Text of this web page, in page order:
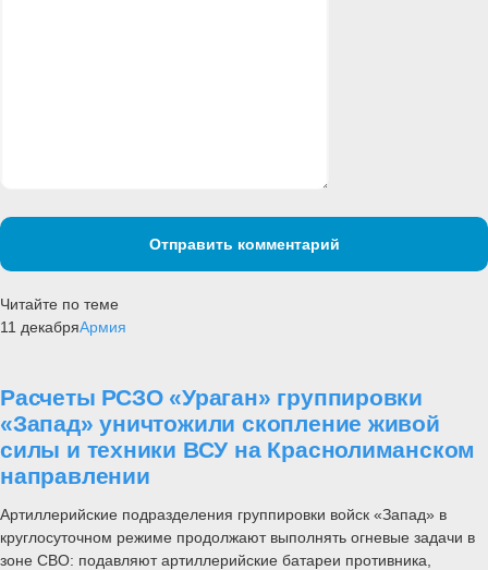
Отправить комментарий
Читайте по теме
11 декабряАрмия
Расчеты РСЗО «Ураган» группировки
«Запад» уничтожили скопление живой
силы и техники ВСУ на Краснолиманском
направлении
Артиллерийские подразделения группировки войск «Запад» в
круглосуточном режиме продолжают выполнять огневые задачи в
зоне СВО: подавляют артиллерийские батареи противника,